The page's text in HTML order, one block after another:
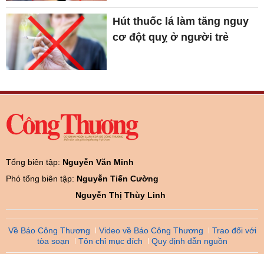
Hút thuốc lá làm tăng nguy
cơ đột quỵ ở người trẻ
Tổng biên tập: Nguyễn Văn Minh
Phó tổng biên tập: Nguyễn Tiến Cường
Nguyễn Thị Thùy Linh
Về Báo Công Thương Video về Báo Công Thương
Trao đổi với
tòa soạn
Tôn chỉ mục đích Quy định dẫn nguồn